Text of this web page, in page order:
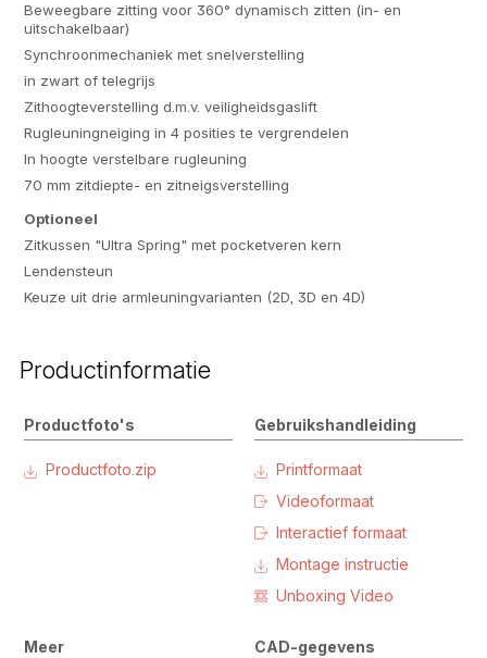
Beweegbare zitting voor 360° dynamisch zitten (in- en
uitschakelbaar)
Synchroonmechaniek met snelverstelling
in zwart of telegrijs
Zithoogteverstelling d.m.v. veiligheidsgaslift
Rugleuningneiging in 4 posities te vergrendelen
In hoogte verstelbare rugleuning
70 mm zitdiepte- en zitneigsverstelling
Optioneel
Zitkussen "Ultra Spring" met pocketveren kern
Lendensteun
Keuze uit drie armleuningvarianten (2D, 3D en 4D)
Productinformatie
Productfoto's
Productfoto.zip
Gebruikshandleiding
Printformaat
Videoformaat
Interactief formaat
Montage instructie
Unboxing Video
Meer CAD-gegevens